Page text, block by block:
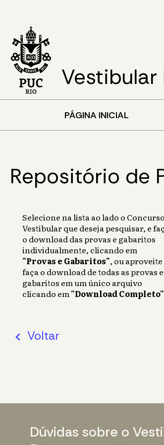
Vestibular
PÁGINA INICIAL
Repositório de
Selecione na lista ao lado o Concurso
Vestibular que deseja pesquisar, e
o download das provas e gabaritos
individualmente, clicando em
"Provas e Gabaritos", ou aproveite
faça o download de todas as provas e
gabaritos em um único arquivo
clicando em"Download Completo"
stat_minus_1 Voltar
Dúvidas sobre o